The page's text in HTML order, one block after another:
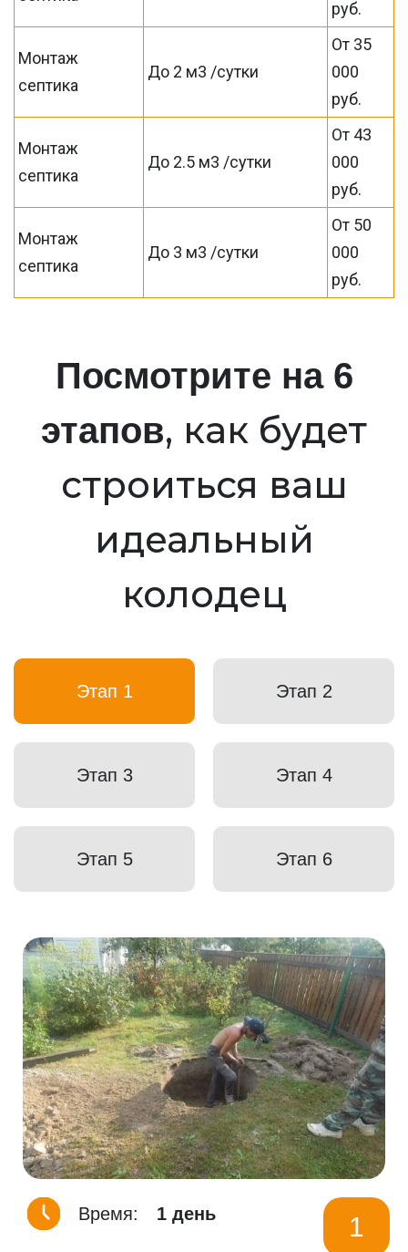
руб.
Монтаж
септика
До 2 м3 /сутки
От 35
000
руб.
Монтаж
септика
До 2.5 м3 /сутки
От 43
000
руб.
Монтаж
септика
До 3 м3 /сутки
От 50
000
руб.
Посмотрите на 6
этапов, как будет
строиться ваш
идеальный
колодец
Этап 1 Этап 2
Этап 3 Этап 4
Этап 5 Этап 6
Время: 1 день 1